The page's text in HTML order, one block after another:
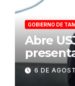
GOBIERNO DE
Abre
6 DE